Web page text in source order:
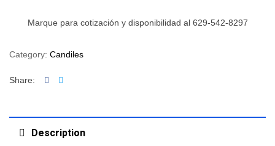
Marque para cotización y disponibilidad al 629-542-8297
Category: Candiles
Share: Facebook
Description